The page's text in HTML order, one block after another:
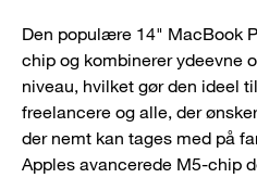
Den populære 14" MacBook
chip og kombinerer ydeevne
niveau, hvilket gør den ideel
freelancere og alle, der
der nemt kan tages med på
Apples avancerede M5-chip